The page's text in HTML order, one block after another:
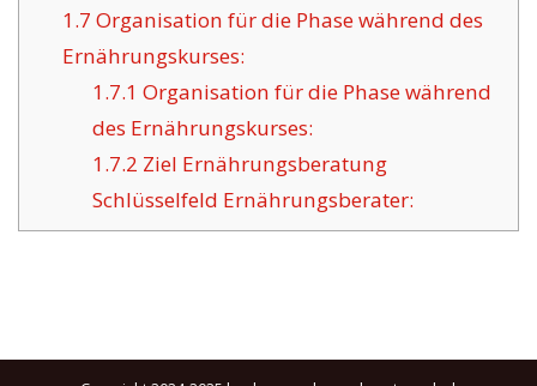
1.7 Organisation für die Phase während des
Ernährungskurses:
1.7.1 Organisation für die Phase während
des Ernährungskurses:
1.7.2 Ziel Ernährungsberatung
Schlüsselfeld Ernährungsberater: